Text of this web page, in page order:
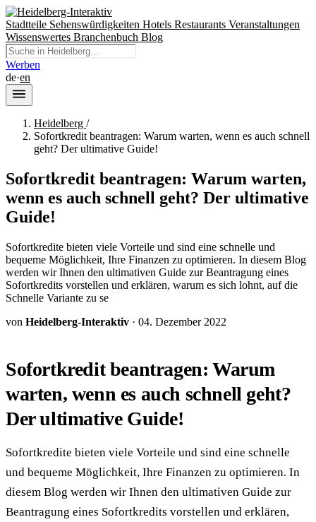
Stadtteile Sehenswürdigkeiten Hotels Restaurants Veranstaltungen
Wissenswertes Branchenbuch Blog
Werben
de·en
Heidelberg /
Sofortkredit beantragen: Warum warten, wenn es auch schnell
geht? Der ultimative Guide!
Sofortkredit beantragen: Warum warten,
wenn es auch schnell geht? Der ultimative
Guide!
Sofortkredite bieten viele Vorteile und sind eine schnelle und
bequeme Möglichkeit, Ihre Finanzen zu optimieren. In diesem Blog
werden wir Ihnen den ultimativen Guide zur Beantragung eines
Sofortkredits vorstellen und erklären, warum es sich lohnt, auf die
Schnelle Variante zu se
von Heidelberg-Interaktiv · 04. Dezember 2022
Sofortkredit beantragen: Warum
warten, wenn es auch schnell geht?
Der ultimative Guide!
Sofortkredite bieten viele Vorteile und sind eine schnelle
und bequeme Möglichkeit, Ihre Finanzen zu optimieren. In
diesem Blog werden wir Ihnen den ultimativen Guide zur
Beantragung eines Sofortkredits vorstellen und erklären,